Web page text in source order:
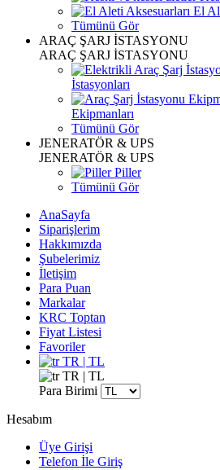
El
Tümünü Gör
ARAÇ ŞARJ İSTASYONU
ARAÇ ŞARJ İSTASYONU
İstasyonları
Ekipmanları
Tümünü Gör
JENERATÖR & UPS
JENERATÖR & UPS
Piller
Tümünü Gör
AnaSayfa
Siparişlerim
Hakkımızda
Şubelerimiz
İletişim
Para Puan
Markalar
KRC Toptan
Fiyat Listesi
Favoriler
TR | TL
TR | TL
Para Birimi
Hesabım
Üye Girişi
Telefon İle Giriş